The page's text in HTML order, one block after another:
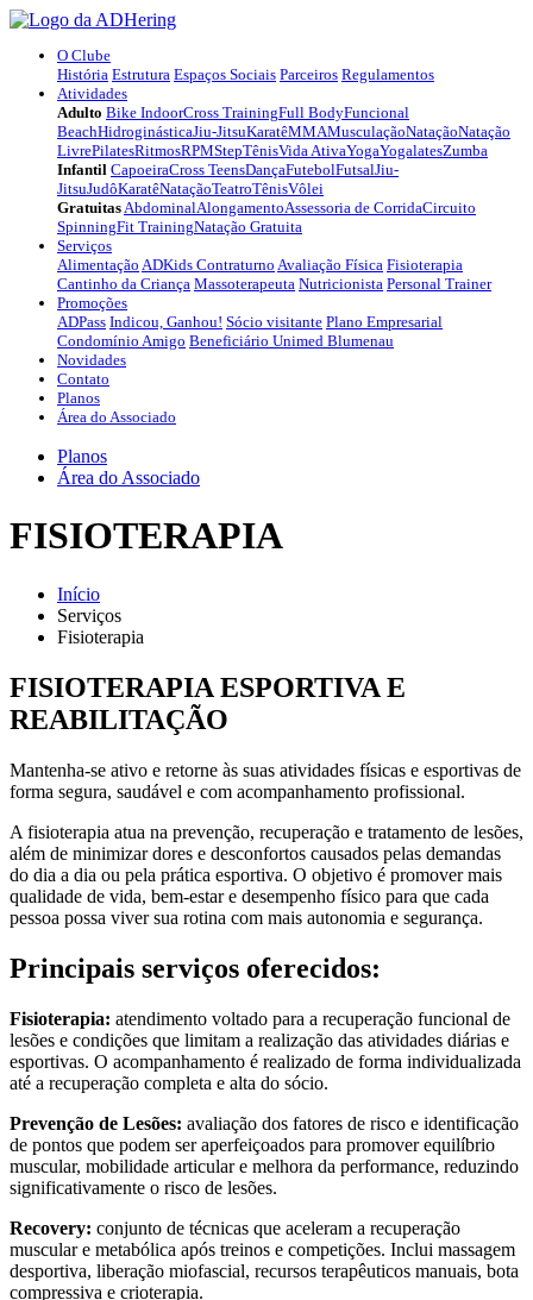
O Clube
História Estrutura Espaços Sociais Parceiros Regulamentos
Atividades
Adulto Bike IndoorCross TrainingFull BodyFuncional
BeachHidroginásticaJiu-JitsuKaratêMMAMusculaçãoNataçãoNatação
LivrePilatesRitmosRPMStepTênisVida AtivaYogaYogalatesZumba
Infantil CapoeiraCross TeensDançaFutebolFutsalJiu-
JitsuJudôKaratêNataçãoTeatroTênisVôlei
GratuitasAbdominalAlongamentoAssessoria de CorridaCircuito
SpinningFit TrainingNatação Gratuita
Serviços
Alimentação ADKids Contraturno Avaliação Física Fisioterapia
Cantinho da Criança Massoterapeuta Nutricionista Personal Trainer
Promoções
ADPass Indicou, Ganhou! Sócio visitante Plano Empresarial
Condomínio Amigo Beneficiário Unimed Blumenau
Novidades
Contato
Planos
Área do Associado
Planos
Área do Associado
FISIOTERAPIA
Início
Serviços
Fisioterapia
FISIOTERAPIA ESPORTIVA E
REABILITAÇÃO
Mantenha-se ativo e retorne às suas atividades físicas e esportivas de
forma segura, saudável e com acompanhamento profissional.
A fisioterapia atua na prevenção, recuperação e tratamento de lesões,
além de minimizar dores e desconfortos causados pelas demandas
do dia a dia ou pela prática esportiva. O objetivo é promover mais
qualidade de vida, bem-estar e desempenho físico para que cada
pessoa possa viver sua rotina com mais autonomia e segurança.
Principais serviços oferecidos:
Fisioterapia: atendimento voltado para a recuperação funcional de
lesões e condições que limitam a realização das atividades diárias e
esportivas. O acompanhamento é realizado de forma individualizada
até a recuperação completa e alta do sócio.
Prevenção de Lesões: avaliação dos fatores de risco e identificação
de pontos que podem ser aperfeiçoados para promover equilíbrio
muscular, mobilidade articular e melhora da performance, reduzindo
significativamente o risco de lesões.
Recovery: conjunto de técnicas que aceleram a recuperação
muscular e metabólica após treinos e competições. Inclui massagem
desportiva, liberação miofascial, recursos terapêuticos manuais, bota
compressiva e crioterapia.